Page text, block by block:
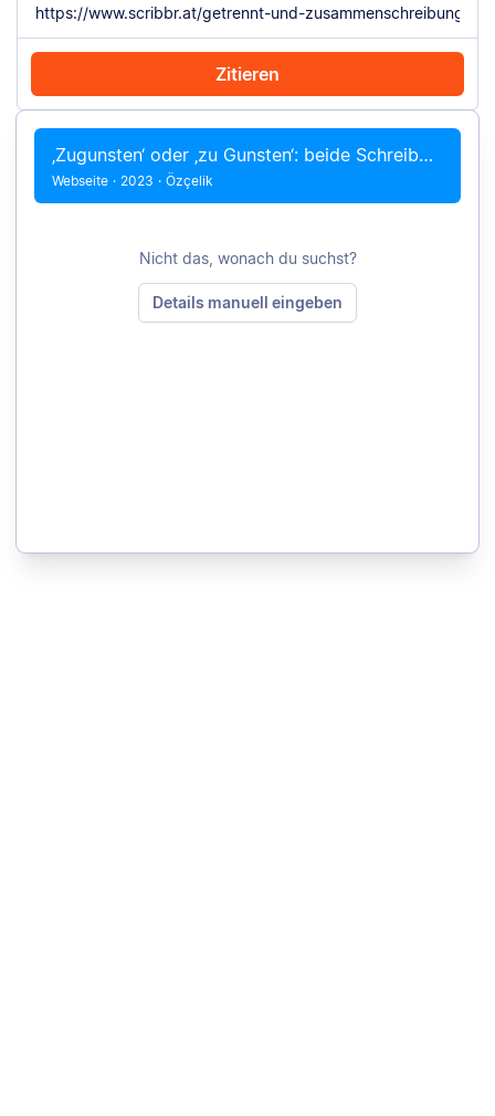
Zitieren
Mit Chrome zitieren Manuell zitieren
‚Zugunsten‘ oder ‚zu Gunsten‘: beide Schreibweisen möglich
Webseite · 2023 · Özçelik
Nicht das, wonach du suchst?
Details manuell eingeben